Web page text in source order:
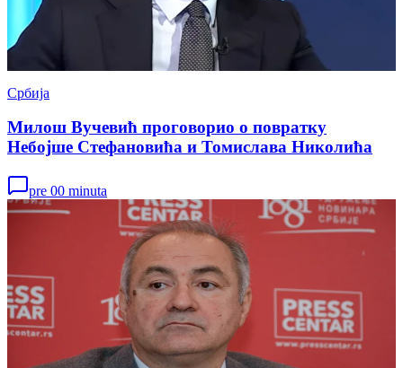
Србија
Милош Вучевић проговорио о повратку
Небојше Стефановића и Томислава Николића
pre 00 minuta